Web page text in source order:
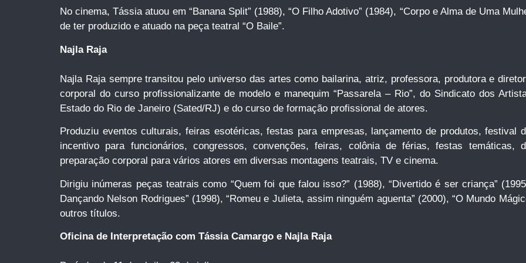
No cinema, Tássia atuou em “Banana Split” (1988), “O Filho Adotivo” (1984), “Corpo e Alma de Uma
de ter produzido e atuado na peça teatral “O Baile”.
Najla Raja
Najla Raja sempre transitou pelo universo das artes como bailarina, atriz, professora, produtora e
corporal do curso profissionalizante de modelo e manequim “Passarela – Rio”, do Sindicato dos
Estado do Rio de Janeiro (Sated/RJ) e do curso de formação profissional de atores.
Produziu eventos culturais, feiras esotéricas, festas para empresas, lançamento de produtos, festival
incentivo para funcionários, congressos, convenções, feiras, colônia de férias, festas temáticas,
preparação corporal para vários atores em diversas montagens teatrais, TV e cinema.
Dirigiu inúmeras peças teatrais como “Quem foi que falou isso?” (1988), “Divertido é ser criança”
Dançando Nelson Rodrigues” (1998), “Romeu e Julieta, assim ninguém aguenta” (2000), “O Mundo
outros títulos.
Oficina de Interpretação com Tássia Camargo e Najla Raja